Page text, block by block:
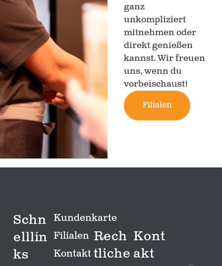
ganz
unkompliziert
mitnehmen oder
direkt genießen
kannst. Wir freuen
uns, wenn du
vorbeischaust!
Filialen
Schn
elllin
ks
Kundenkarte
Filialen
Kontakt
Rech
tliche
Kont
akt